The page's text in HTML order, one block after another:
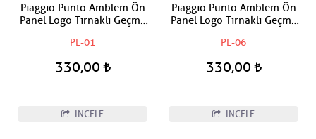
Piaggio Punto Amblem Ön
Panel Logo Tırnaklı Geçme
Bayrak Renkleri
PL-01
330,00
İNCELE
Piaggio Punto Amblem Ön
Panel Logo Tırnaklı Geçme
mavi-Gümüş
PL-06
330,00
İNCELE